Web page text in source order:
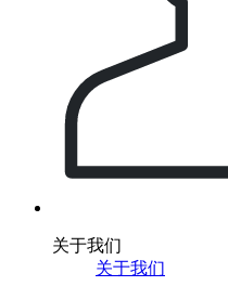
关于我们
关于我们